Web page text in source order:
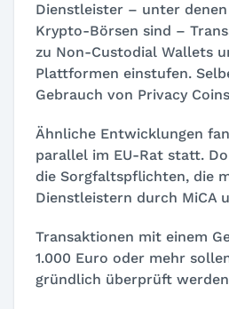
Dienstleister – unter
Krypto-Börsen sind –
zu Non-Custodial Wallets
Plattformen einstufen.
Gebrauch von Privacy
Ähnliche Entwicklungen
parallel im EU-Rat statt.
die Sorgfaltspflichten, die
Dienstleistern durch MiCA
Transaktionen mit einem
1.000 Euro oder mehr
gründlich überprüft